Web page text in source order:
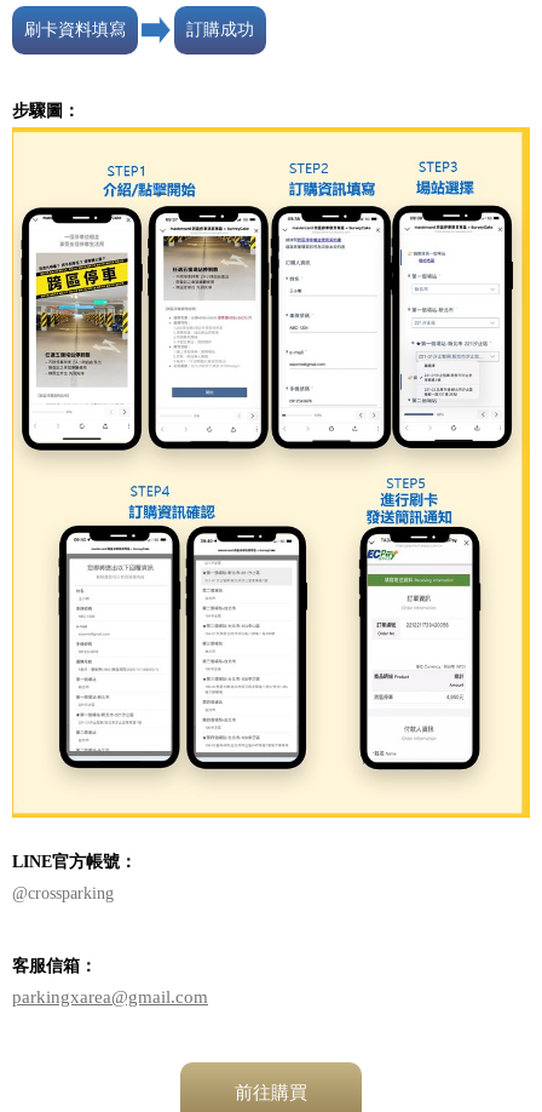
刷卡資料填寫 訂購成功
步驟圖：
LINE官方帳號：
@crossparking
客服信箱：
parkingxarea@gmail.com
前往購買